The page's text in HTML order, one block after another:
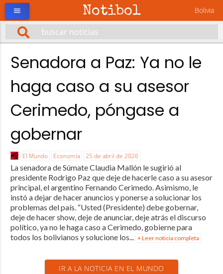
Notibol Bolivia
menu
Senadora a Paz: Ya no le
haga caso a su asesor
Cerimedo, póngase a
gobernar
El Mundo Economía 25 de abril de 2026
La senadora de Súmate Claudia Mallón le sugirió al
presidente Rodrigo Paz que deje de hacerle caso a su asesor
principal, el argentino Fernando Cerimedo. Asimismo, le
instó a dejar de hacer anuncios y ponerse a solucionar los
problemas del país. “Usted (Presidente) debe gobernar,
deje de hacer show, deje de anunciar, deje atrás el discurso
político, ya no le haga caso a Cerimedo, gobierne para
todos los bolivianos y solucione los... + Leer noticia completa
IR A LA NOTICIA EN EL MUNDO